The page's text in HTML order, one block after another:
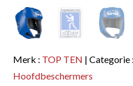
Merk : TOP TEN | Categorie :
Hoofdbeschermers